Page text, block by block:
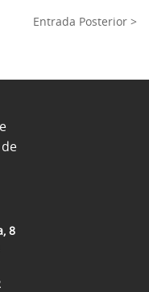
Entrada Posterior >
8